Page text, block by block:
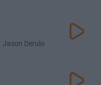
Jason Derulo